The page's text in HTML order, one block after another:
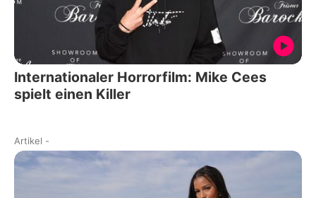
Internationaler Horrorfilm: Mike Cees
spielt einen Killer
Artikel -